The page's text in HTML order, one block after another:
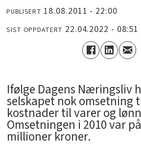
PUBLISERT 18.08.2011 - 22:00
SIST OPPDATERT 22.04.2022 - 08:51
Ifølge Dagens Næringsliv
selskapet nok omsetning
kostnader til varer og
Omsetningen i 2010 var
millioner kroner.